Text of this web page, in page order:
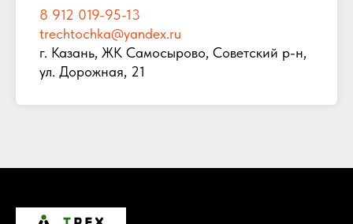
8 912 019-95-13
trechtochka@yandex.ru
г. Казань, ЖК Самосырово, Советский р-н,
ул. Дорожная, 21